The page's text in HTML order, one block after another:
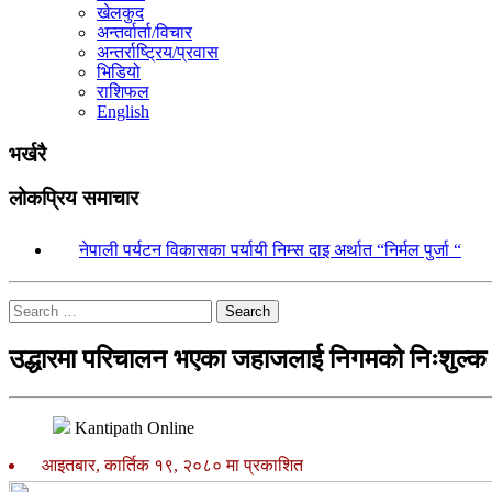
खेलकुद
अन्तर्वार्ता/विचार
अन्तर्राष्ट्रिय/प्रवास
भिडियो
राशिफल
English
भर्खरै
लोकप्रिय समाचार
नेपाली पर्यटन विकासका पर्यायी निम्स दाइ अर्थात “निर्मल पुर्जा “
Search
उद्धारमा परिचालन भएका जहाजलाई निगमको
Kantipath Online
आइतबार, कार्तिक १९, २०८० मा प्रकाशित